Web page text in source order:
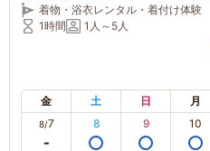
す♪手ぶらでＯＫ！草履や巾着も
着物・浴衣レンタル・着付け体験
1時間
1人～5人
金 土 日 月
8/7 8 9 10